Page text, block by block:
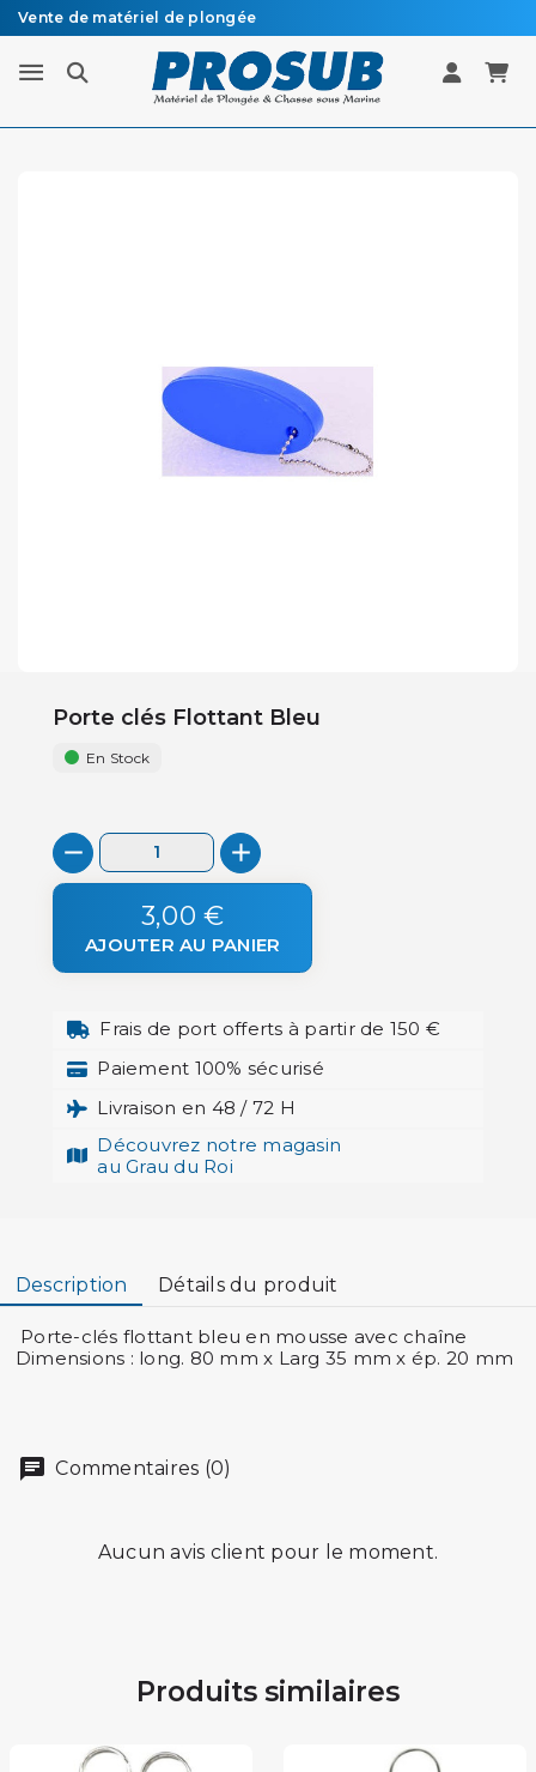
Vente de matériel de plongée
Livraison sous 48h à 72h en colissimo recommandé
Porte clés Flottant Bleu
En Stock
3,00 €
AJOUTER AU PANIER
Frais de port offerts à partir de 150 €
Paiement 100% sécurisé
Livraison en 48 / 72 H
Découvrez notre magasin
au Grau du Roi
Description Détails du produit
Porte-clés flottant bleu en mousse avec chaîne
Dimensions : long. 80 mm x Larg 35 mm x ép. 20 mm
Commentaires (0)
Aucun avis client pour le moment.
Produits similaires